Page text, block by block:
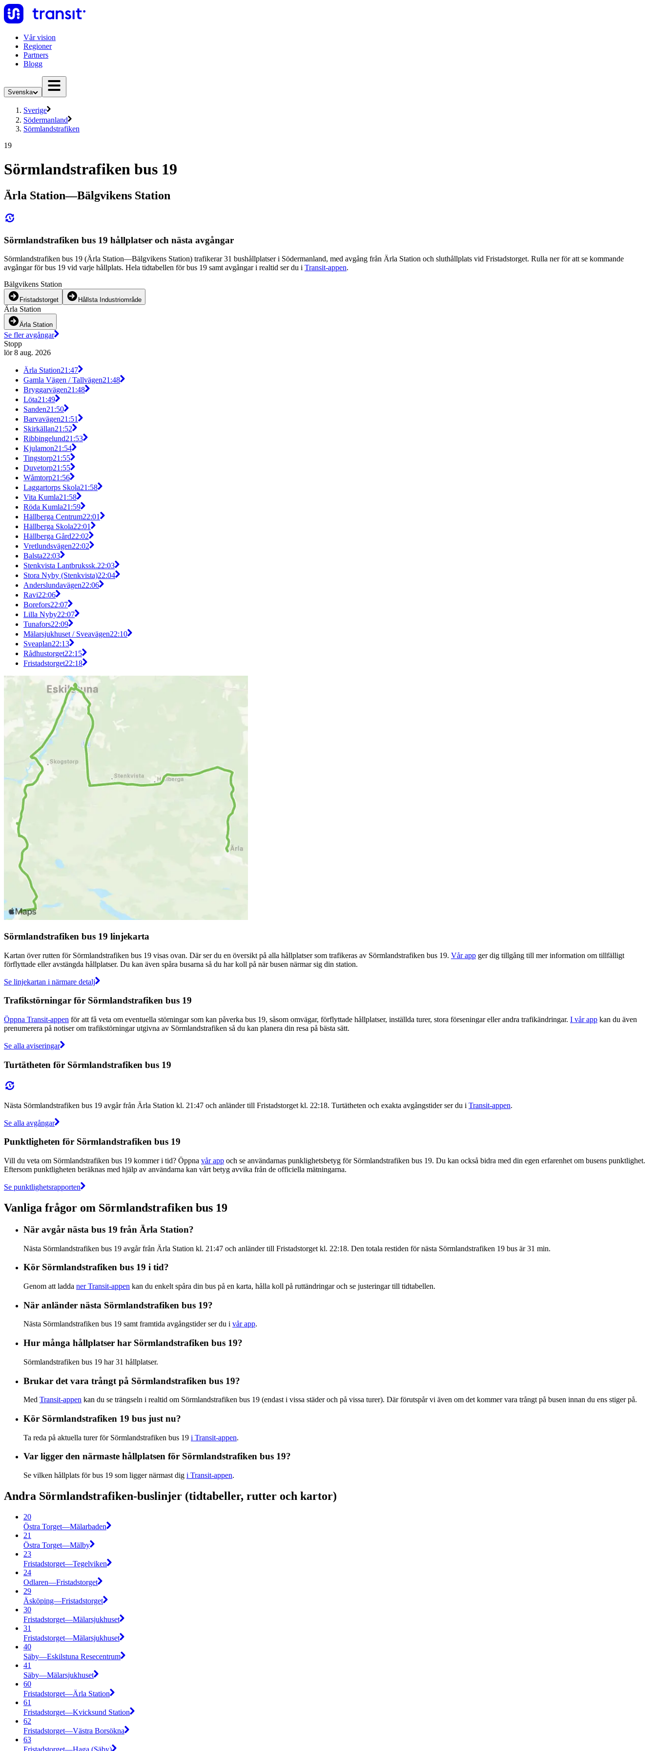
Vår vision
Regioner
Partners
Blogg
Svenska
Sverige
Södermanland
Sörmlandstrafiken
19
Sörmlandstrafiken bus 19
Ärla Station—Bälgvikens Station
Sörmlandstrafiken bus 19 hållplatser och nästa avgångar
Sörmlandstrafiken bus 19 (Ärla Station—Bälgvikens Station) trafikerar 31 bushållplatser i Södermanland, med avgång från Ärla Station och sluthållplats vid Fristadstorget. Rulla ner för att se kommande
avgångar för bus 19 vid varje hållplats. Hela tidtabellen för bus 19 samt avgångar i realtid ser du i Transit-appen.
Bälgvikens Station
Fristadstorget Hållsta Industriområde
Ärla Station
Ärla Station
Se fler avgångar
Stopp
lör 8 aug. 2026
Ärla Station21:47
Gamla Vägen / Tallvägen21:48
Bryggarvägen21:48
Löta21:49
Sanden21:50
Barvavägen21:51
Skirkällan21:52
Ribbingelund21:53
Kjulamon21:54
Tingstorp21:55
Duvetorp21:55
Wåmtorp21:56
Laggartorps Skola21:58
Vita Kumla21:58
Röda Kumla21:59
Hällberga Centrum22:01
Hällberga Skola22:01
Hällberga Gård22:02
Vretlundsvägen22:02
Balsta22:03
Stenkvista Lantbrukssk.22:03
Stora Nyby (Stenkvista)22:04
Anderslundavägen22:06
Ravi22:06
Borefors22:07
Lilla Nyby22:07
Tunafors22:09
Mälarsjukhuset / Sveavägen22:10
Sveaplan22:13
Rådhustorget22:15
Fristadstorget22:18
Sörmlandstrafiken bus 19 linjekarta
Kartan över rutten för Sörmlandstrafiken bus 19 visas ovan. Där ser du en översikt på alla hållplatser som trafikeras av Sörmlandstrafiken bus 19. Vår app ger dig tillgång till mer information om tillfälligt
förflyttade eller avstängda hållplatser. Du kan även spåra busarna så du har koll på när busen närmar sig din station.
Se linjekartan i närmare detalj
Trafikstörningar för Sörmlandstrafiken bus 19
Öppna Transit-appen för att få veta om eventuella störningar som kan påverka bus 19, såsom omvägar, förflyttade hållplatser, inställda turer, stora förseningar eller andra trafikändringar. I vår app kan du även
prenumerera på notiser om trafikstörningar utgivna av Sörmlandstrafiken så du kan planera din resa på bästa sätt.
Se alla aviseringar
Turtätheten för Sörmlandstrafiken bus 19
Nästa Sörmlandstrafiken bus 19 avgår från Ärla Station kl. 21:47 och anländer till Fristadstorget kl. 22:18. Turtätheten och exakta avgångstider ser du i Transit-appen.
Se alla avgångar
Punktligheten för Sörmlandstrafiken bus 19
Vill du veta om Sörmlandstrafiken bus 19 kommer i tid? Öppna vår app och se användarnas punklighetsbetyg för Sörmlandstrafiken bus 19. Du kan också bidra med din egen erfarenhet om busens punktlighet.
Eftersom punktligheten beräknas med hjälp av användarna kan vårt betyg avvika från de officiella mätningarna.
Se punktlighetsrapporten
Vanliga frågor om Sörmlandstrafiken bus 19
När avgår nästa bus 19 från Ärla Station?
Nästa Sörmlandstrafiken bus 19 avgår från Ärla Station kl. 21:47 och anländer till Fristadstorget kl. 22:18. Den totala restiden för nästa Sörmlandstrafiken 19 bus är 31 min.
Kör Sörmlandstrafiken bus 19 i tid?
Genom att ladda ner Transit-appen kan du enkelt spåra din bus på en karta, hålla koll på ruttändringar och se justeringar till tidtabellen.
När anländer nästa Sörmlandstrafiken bus 19?
Nästa Sörmlandstrafiken bus 19 samt framtida avgångstider ser du i vår app.
Hur många hållplatser har Sörmlandstrafiken bus 19?
Sörmlandstrafiken bus 19 har 31 hållplatser.
Brukar det vara trångt på Sörmlandstrafiken bus 19?
Med Transit-appen kan du se trängseln i realtid om Sörmlandstrafiken bus 19 (endast i vissa städer och på vissa turer). Där förutspår vi även om det kommer vara trångt på busen innan du ens stiger på.
Kör Sörmlandstrafiken 19 bus just nu?
Ta reda på aktuella turer för Sörmlandstrafiken bus 19 i Transit-appen.
Var ligger den närmaste hållplatsen för Sörmlandstrafiken bus 19?
Se vilken hållplats för bus 19 som ligger närmast dig i Transit-appen.
Andra Sörmlandstrafiken-buslinjer (tidtabeller, rutter och kartor)
20
Östra Torget—Mälarbaden
21
Östra Torget—Mälby
23
Fristadstorget—Tegelviken
24
Odlaren—Fristadstorget
29
Äsköping—Fristadstorget
30
Fristadstorget—Mälarsjukhuset
31
Fristadstorget—Mälarsjukhuset
40
Säby—Eskilstuna Resecentrum
41
Säby—Mälarsjukhuset
60
Fristadstorget—Ärla Station
61
Fristadstorget—Kvicksund Station
62
Fristadstorget—Västra Borsökna
63
Fristadstorget—Haga (Säby)